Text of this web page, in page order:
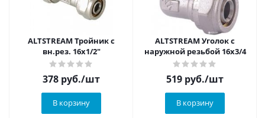
ALTSTREAM Тройник с
вн.рез. 16х1/2"
378 руб./шт
В корзину
ALTSTREAM Уголок с
наружной резьбой 16х3/4
519 руб./шт
В корзину